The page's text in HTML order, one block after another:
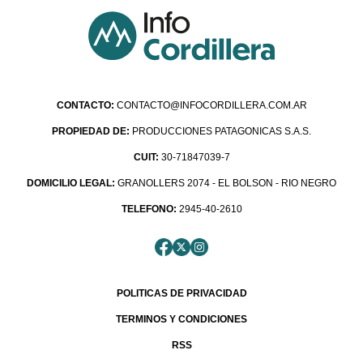
CONTACTO: CONTACTO@INFOCORDILLERA.COM.AR
PROPIEDAD DE: PRODUCCIONES PATAGONICAS S.A.S.
CUIT: 30-71847039-7
DOMICILIO LEGAL: GRANOLLERS 2074 - EL BOLSON - RIO NEGRO
TELEFONO: 2945-40-2610
POLITICAS DE PRIVACIDAD
TERMINOS Y CONDICIONES
RSS